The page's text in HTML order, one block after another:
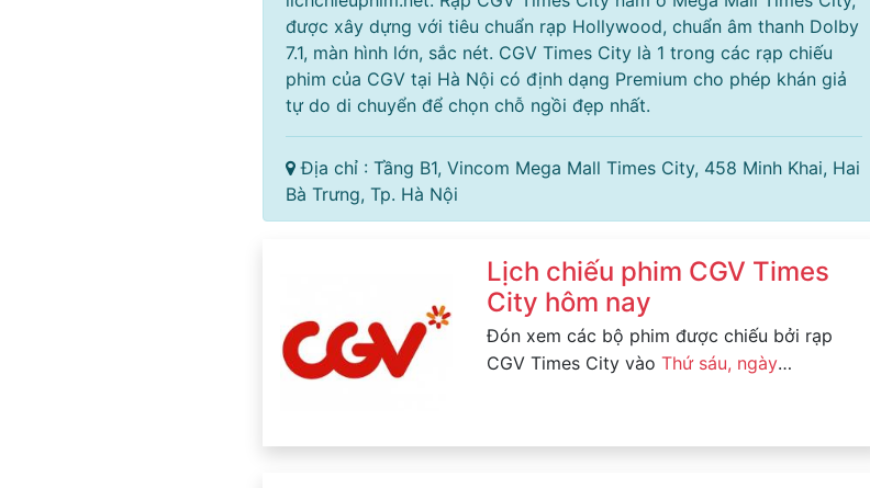
được xây dựng với tiêu chuẩn rạp Hollywood, chuẩn âm thanh Dolby
7.1, màn hình lớn, sắc nét. CGV Times City là 1 trong các rạp chiếu
phim của CGV tại Hà Nội có định dạng Premium cho phép khán giả
tự do di chuyển để chọn chỗ ngồi đẹp nhất.
Địa chỉ : Tầng B1, Vincom Mega Mall Times City, 458 Minh Khai, Hai
Bà Trưng, Tp. Hà Nội
Lịch chiếu phim CGV Times
City hôm nay
Đón xem các bộ phim được chiếu bởi rạp
CGV Times City vàoThứ sáu, ngày